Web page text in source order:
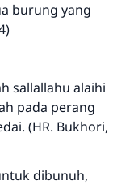
burung yang
sallallahu alaihi
pada perang
(HR. Bukhori,
dibunuh,